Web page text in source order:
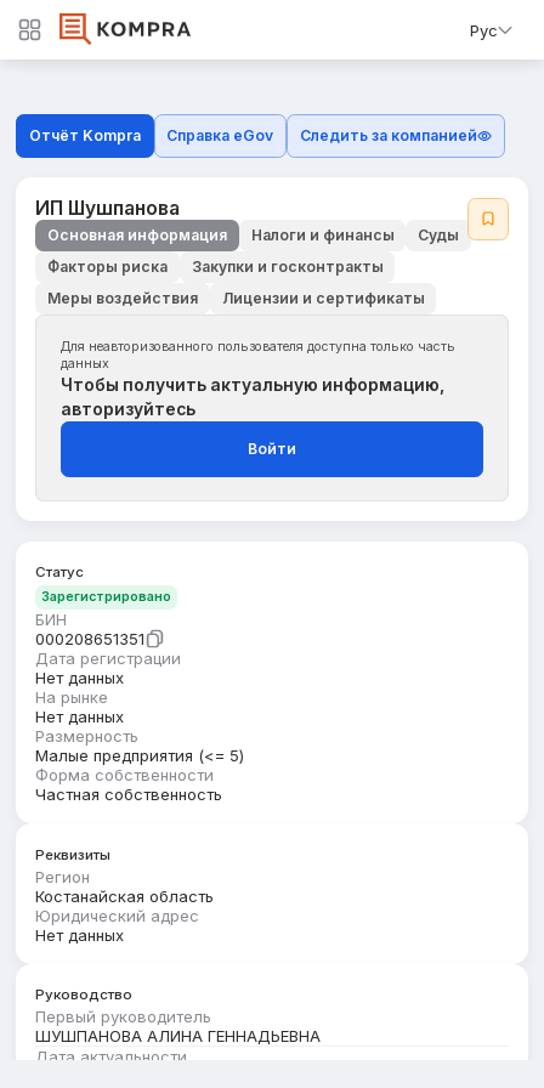
Рус
Отчёт Kompra Справка eGov Следить за компанией
ИП Шушпанова
Основная информация Налоги и финансы
Суды
Факторы риска
Закупки и госконтракты
Меры воздействия
Лицензии и сертификаты
Для неавторизованного пользователя доступна только часть
данных
Чтобы получить актуальную информацию,
авторизуйтесь
Войти
Статус
Зарегистрировано
БИН
000208651351
Дата регистрации
Нет данных
На рынке
Нет данных
Размерность
Малые предприятия (<= 5)
Форма собственности
Частная собственность
Реквизиты
Регион
Костанайская область
Юридический адрес
Нет данных
Руководство
Первый руководитель
ШУШПАНОВА АЛИНА ГЕННАДЬЕВНА
Дата актуальности